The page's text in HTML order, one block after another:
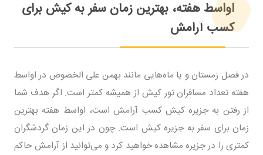
اواسط هفته، بهترین زمان سفر به کیش برای
کسب آرامش
در فصل زمستان و یا ماه‌هایی مانند بهمن علی الخصوص در اواسط
هفته تعداد مسافران تور کیش از همیشه کمتر است. اگر هدف شما
از رفتن به جزیره کیش کسب آرامش است، اواسط هفته بهترین
زمان برای سفر به جزیره کیش است. چون در این زمان گردشگران
کمتری را در جزیره مشاهده خواهید کرد و می‌توانید از آرامش حاکم